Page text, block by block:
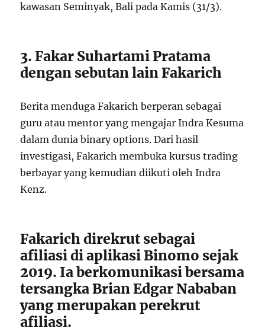
kawasan Seminyak, Bali pada Kamis (31/3).
3. Fakar Suhartami Pratama
dengan sebutan lain Fakarich
Berita menduga Fakarich berperan sebagai
guru atau mentor yang mengajar Indra Kesuma
dalam dunia binary options. Dari hasil
investigasi, Fakarich membuka kursus trading
berbayar yang kemudian diikuti oleh Indra
Kenz.
Fakarich direkrut sebagai
afiliasi di aplikasi Binomo sejak
2019. Ia berkomunikasi bersama
tersangka Brian Edgar Nababan
yang merupakan perekrut
afiliasi.